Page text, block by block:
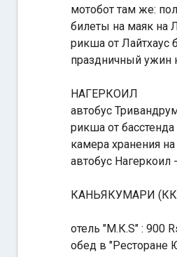
мотобот там же:
билеты на маяк на
рикша от Лайтхаус
праздничный ужин
НАГЕРКОИЛ
автобус
рикша от
камера хранения
автобус Нагеркоил
КАНЬЯКУМАРИ
отель "М.К.S" : 900
обед в "Ресторане